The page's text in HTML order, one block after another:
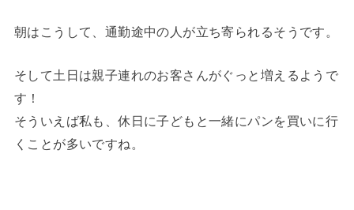
朝はこうして、通勤途中の人が立ち寄られるそうです。
そして土日は親子連れのお客さんがぐっと増えるようで
す！
そういえば私も、休日に子どもと一緒にパンを買いに行
くことが多いですね。